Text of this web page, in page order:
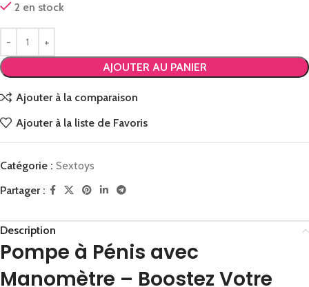
2 en stock
AJOUTER AU PANIER
Ajouter à la comparaison
Ajouter à la liste de Favoris
Catégorie : Sextoys
Partager :
Description
Pompe à Pénis avec
Manomètre – Boostez Votre